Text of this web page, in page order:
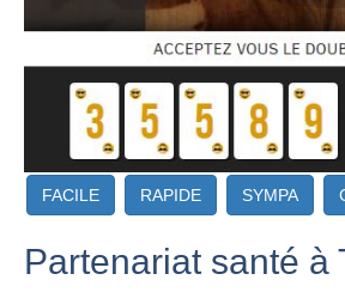
FACILE RAPIDE SYMPA
Partenariat santé à